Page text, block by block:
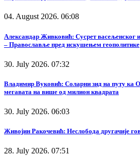
04. August 2026. 06:08
Александар Живковић: Сусрет васељенског
– Православље пред искушењем геополитике
30. July 2026. 07:32
Владимир Вуковић: Соларни зид на путу ка
мегавата на више од милион квадрата
30. July 2026. 06:03
Живојин Ракочевић: Неслобода другачије
28. July 2026. 07:51